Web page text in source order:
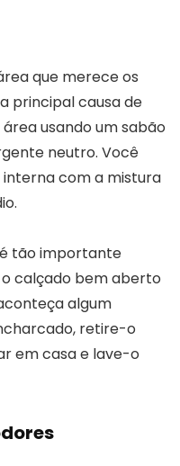
que merece os
principal causa de
usando um sabão
neutro. Você
com a mistura
tão importante
o calçado bem aberto
algum
retire-o
em casa e lave-o